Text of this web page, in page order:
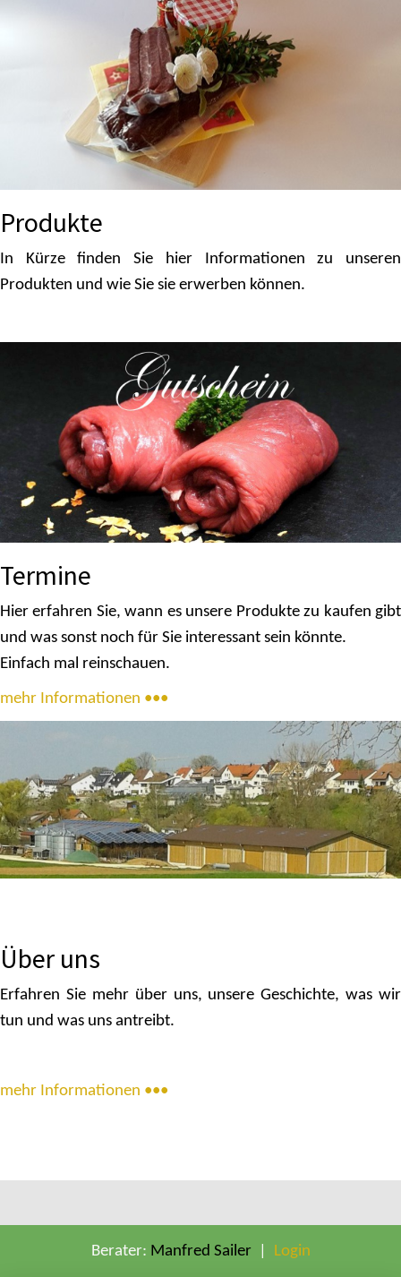
Produkte
In Kürze finden Sie hier Informationen zu unseren
Produkten und wie Sie sie erwerben können.
Termine
Hier erfahren Sie, wann es unsere Produkte zu kaufen gibt
und was sonst noch für Sie interessant sein könnte.
Einfach mal reinschauen.
mehr Informationen •••
Über uns
Erfahren Sie mehr über uns, unsere Geschichte, was wir
tun und was uns antreibt.
mehr Informationen •••
Berater: Manfred Sailer| Login